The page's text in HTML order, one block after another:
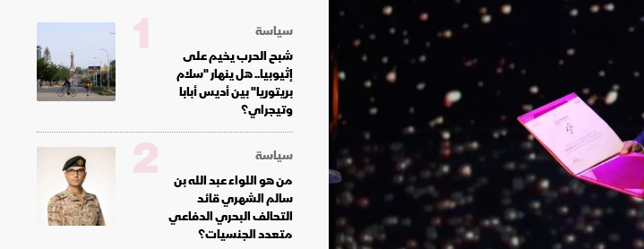
سياسة
شبح الحرب يخيم على
إثيوبيا.. هل ينهار "سلام
بريتوريا" بين أديس أبابا
وتيجراي؟
1
سياسة
من هو اللواء عبد الله بن
سالم الشهري قائد
التحالف البحري الدفاعي
متعدد الجنسيات؟
2